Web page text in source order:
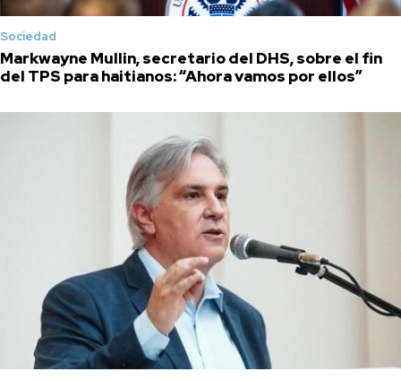
Sociedad
Markwayne Mullin, secretario del DHS, sobre el fin
del TPS para haitianos: “Ahora vamos por ellos”